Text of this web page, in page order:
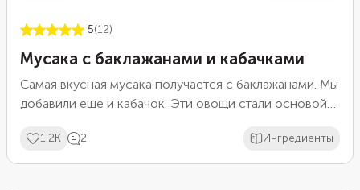
5(12)
Мусака с баклажанами и кабачками
Самая вкусная мусака получается с баклажанами. Мы
добавили еще и кабачок. Эти овощи стали основой
сковороде и уложите в форму, прослоив фаршем и
соусом бешамель. Не забудьте посыпать тертым
1.2K 2 Ингредиенты